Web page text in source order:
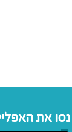
נסו את